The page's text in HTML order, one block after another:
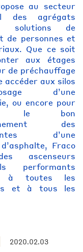
au secteur
des agrégats
solutions de
de personnes et
Que ce soit
aux étages
de préchauffage
accéder aux silos
d’une
ou encore pour
le bon
des
d’une
Fraco
ascenseurs
performants
à toutes les
et à tous les
2020.02.03